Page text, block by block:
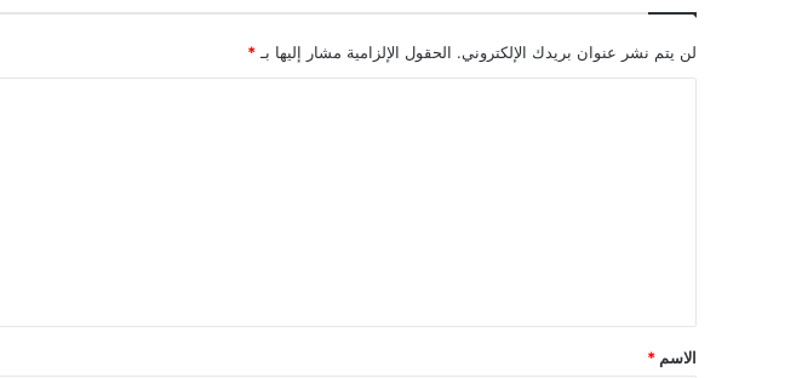
لن يتم نشر عنوان بريدك الإلكتروني. الحقول الإلزامية مشار إليها بـ *
*
الاسم *